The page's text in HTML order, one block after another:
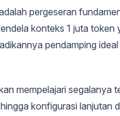
pergeseran
konteks 1 juta
pendamping
mempelajari
konfigurasi lanjutan